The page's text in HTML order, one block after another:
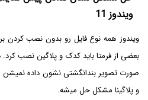
ویندوز 11
ویندوز همه نوع فایل رو بدون نصب کردن
بعضی از فرمتا باید کدک و پلاگین نصب
صورت تصویر بندانگشتی نشون داده نمیشن
و پلاگینا مشکل حل میشه.